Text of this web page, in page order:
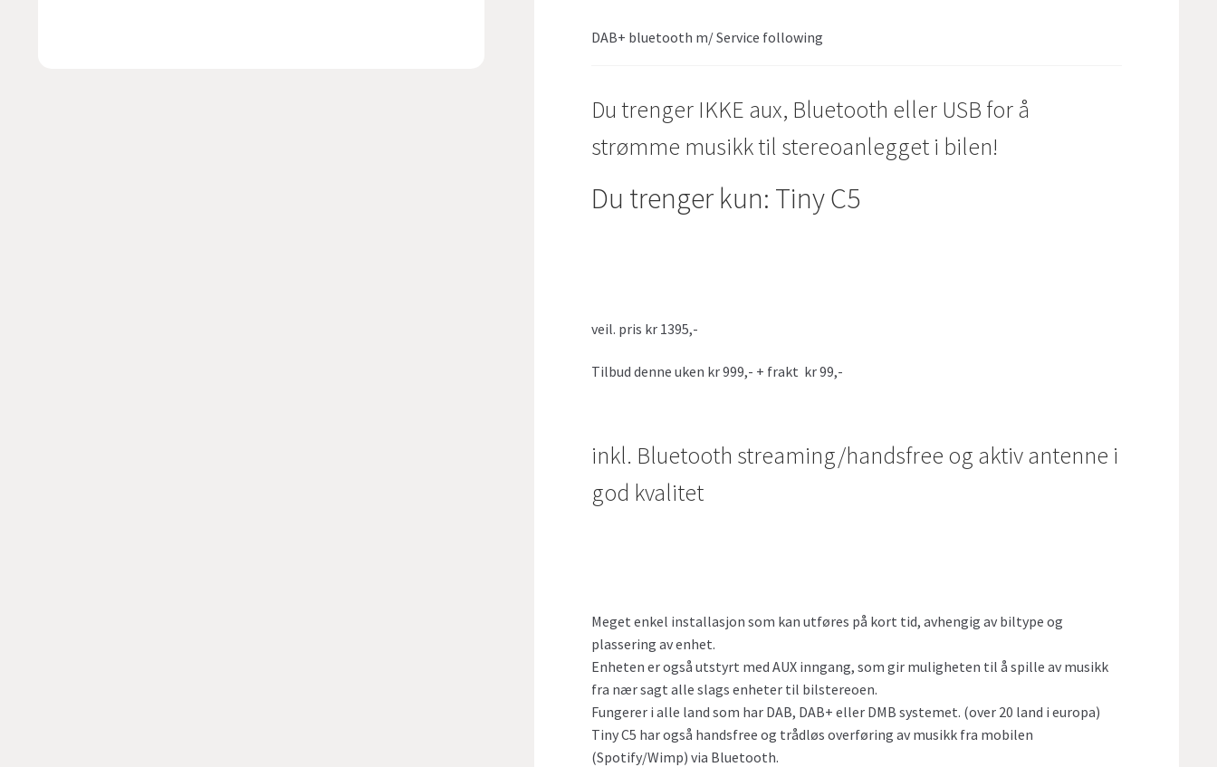
DAB+ bluetooth m/ Service following
Du trenger IKKE aux, Bluetooth eller USB for å
strømme musikk til stereoanlegget i bilen!
Du trenger kun: Tiny C5
veil. pris kr 1395,-
Tilbud denne uken kr 999,- + frakt kr 99,-
inkl. Bluetooth streaming/handsfree og aktiv antenne i
god kvalitet
Meget enkel installasjon som kan utføres på kort tid, avhengig av biltype og
plassering av enhet.
Enheten er også utstyrt med AUX inngang, som gir muligheten til å spille av musikk
fra nær sagt alle slags enheter til bilstereoen.
Fungerer i alle land som har DAB, DAB+ eller DMB systemet. (over 20 land i europa)
Tiny C5 har også handsfree og trådløs overføring av musikk fra mobilen
(Spotify/Wimp) via Bluetooth.